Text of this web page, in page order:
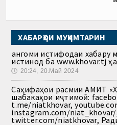
ХАБАРҲОИ МУҲИМТАРИН
Ҳангоми истифодаи хабару
истинод ба www.khovar.tj
🕔 20:24, 20.Май 2024
Саҳифаҳои расмии АМИТ
шабакаҳои иҷтимоӣ:
t.me/niatkhovar,
instagram.com/
twitter.com/niatkhovar,